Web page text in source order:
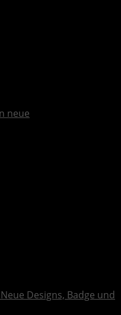
neue
Designs, Badge und